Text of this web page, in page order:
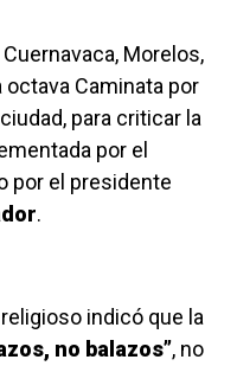
Morelos,
octava Caminata por
para criticar la
por el
por el presidente
.
indicó que la
no balazos”, no